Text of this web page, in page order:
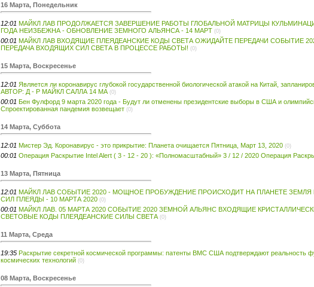
16 Марта, Понедельник
12:01 МАЙКЛ ЛАВ ПРОДОЛЖАЕТСЯ ЗАВЕРШЕНИЕ РАБОТЫ ГЛОБАЛЬНОЙ МАТРИЦЫ
ГОДА НЕИЗБЕЖНА - ОБНОВЛЕНИЕ ЗЕМНОГО АЛЬЯНСА - 14 МАРТ (0)
00:01 МАЙКЛ ЛАВ ВХОДЯЩИЕ ПЛЕЯДЕАНСКИЕ КОДЫ СВЕТА ОЖИДАЙТЕ ПЕРЕДАЧИ СОБЫТИЕ
ПЕРЕДАЧА ВХОДЯЩИХ СИЛ СВЕТА В ПРОЦЕССЕ РАБОТЫ! (0)
15 Марта, Воскресенье
12:01 Является ли коронавирус глубокой государственной биологической атакой на Китай,
АВТОР: Д - Р МАЙКЛ САЛЛА 14 МА (0)
00:01 Бен Фулфорд 9 марта 2020 года - Будут ли отменены президентские выборы в США и
Спроектированная пандемия возвещает (0)
14 Марта, Суббота
12:01 Мистер Эд. Коронавирус - это прикрытие: Планета очищается Пятница, Март 13, 2020 (0)
00:01 Операция Раскрытие Intel Alert ( 3 - 12 - 20 ): «Полномасштабный» 3 / 12 / 2020 Операция
13 Марта, Пятница
12:01 МАЙКЛ ЛАВ СОБЫТИЕ 2020 - МОЩНОЕ ПРОБУЖДЕНИЕ ПРОИСХОДИТ НА ПЛАНЕТЕ ЗЕМЛЯ
СИЛ ПЛЕЯДЫ - 10 МАРТА 2020 (0)
00:01 МАЙКЛ ЛАВ. 05 МАРТА 2020 СОБЫТИЕ 2020 ЗЕМНОЙ АЛЬЯНС ВХОДЯЩИЕ
СВЕТОВЫЕ КОДЫ ПЛЕЯДЕАНСКИЕ СИЛЫ СВЕТА (0)
11 Марта, Среда
19:35 Раскрытие секретной космической программы: патенты ВМС США подтверждают реальность
космических технологий (0)
08 Марта, Воскресенье